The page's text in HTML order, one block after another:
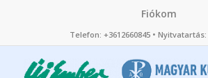
Fiókom
Telefon: +3612660845 • Nyitvatartás: